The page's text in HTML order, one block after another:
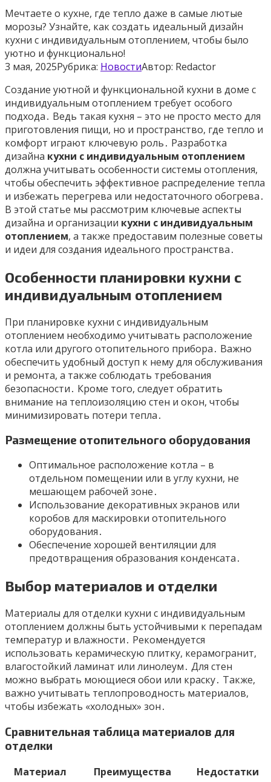
Мечтаете о кухне, где тепло даже в самые лютые
морозы? Узнайте, как создать идеальный дизайн
кухни с индивидуальным отоплением, чтобы было
уютно и функционально!
3 мая, 2025Рубрика: НовостиАвтор: Redactor
Создание уютной и функциональной кухни в доме с
индивидуальным отоплением требует особого
подхода․ Ведь такая кухня – это не просто место для
приготовления пищи, но и пространство, где тепло и
комфорт играют ключевую роль․ Разработка
дизайна кухни с индивидуальным отоплением
должна учитывать особенности системы отопления,
чтобы обеспечить эффективное распределение тепла
и избежать перегрева или недостаточного обогрева․
В этой статье мы рассмотрим ключевые аспекты
дизайна и организации кухни с индивидуальным
отоплением, а также предоставим полезные советы
и идеи для создания идеального пространства․
Особенности планировки кухни с
индивидуальным отоплением
При планировке кухни с индивидуальным
отоплением необходимо учитывать расположение
котла или другого отопительного прибора․ Важно
обеспечить удобный доступ к нему для обслуживания
и ремонта, а также соблюдать требования
безопасности․ Кроме того, следует обратить
внимание на теплоизоляцию стен и окон, чтобы
минимизировать потери тепла․
Размещение отопительного оборудования
Оптимальное расположение котла – в
отдельном помещении или в углу кухни, не
мешающем рабочей зоне․
Использование декоративных экранов или
коробов для маскировки отопительного
оборудования․
Обеспечение хорошей вентиляции для
предотвращения образования конденсата․
Выбор материалов и отделки
Материалы для отделки кухни с индивидуальным
отоплением должны быть устойчивыми к перепадам
температур и влажности․ Рекомендуется
использовать керамическую плитку, керамогранит,
влагостойкий ламинат или линолеум․ Для стен
можно выбрать моющиеся обои или краску․ Также,
важно учитывать теплопроводность материалов,
чтобы избежать «холодных» зон․
Сравнительная таблица материалов для
отделки
Материал Преимущества
Недостатки